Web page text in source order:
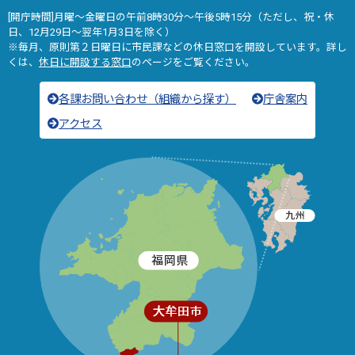
[開庁時間]月曜～金曜日の午前8時30分～午後5時15分（ただし、祝・休
日、12月29日～翌年1月3日を除く）
※毎月、原則第２日曜日に市民課などの休日窓口を開設しています。詳し
くは、 休日に開設する窓口のページをご覧ください。
各課お問い合わせ（組織から探す）
庁舎案内
アクセス